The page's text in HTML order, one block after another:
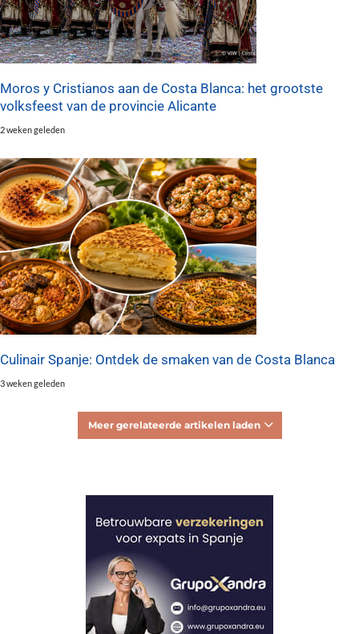
Moros y Cristianos aan de Costa Blanca: het grootste
volksfeest van de provincie Alicante
2 weken geleden
Culinair Spanje: Ontdek de smaken van de Costa Blanca
3 weken geleden
Meer gerelateerde artikelen laden